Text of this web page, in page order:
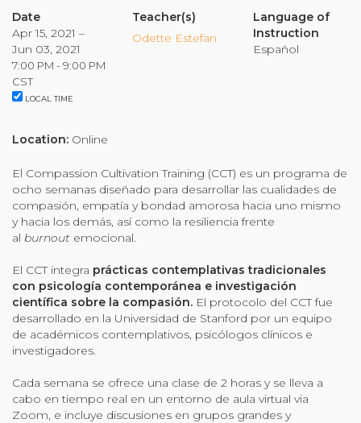
Our Work
Building Compassion From the Inside Out
Compassion Cultivation Training© (CCT™)
Organizational Culture & Leadership
Law Enforcement & Public Safety
Free Resources
Date
Apr 15, 2021 –
Jun 03, 2021
7:00 PM - 9:00 PM
CST
LOCAL TIME
Teacher(s)
Odette Estefan
Language of
Instruction
Español
Location: Online
El Compassion Cultivation Training (CCT) es un programa de
ocho semanas diseñado para desarrollar las cualidades de
compasión, empatía y bondad amorosa hacia uno mismo
y hacia los demás, así como la resiliencia frente
al burnout emocional.
El CCT integra prácticas contemplativas tradicionales
con psicología contemporánea e investigación
científica sobre la compasión. El protocolo del CCT fue
desarrollado en la Universidad de Stanford por un equipo
de académicos contemplativos, psicólogos clínicos e
investigadores.
Cada semana se ofrece una clase de 2 horas y se lleva a
cabo en tiempo real en un entorno de aula virtual via
Zoom, e incluye discusiones en grupos grandes y